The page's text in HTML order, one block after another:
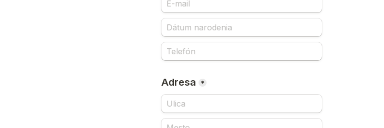
Adresa *